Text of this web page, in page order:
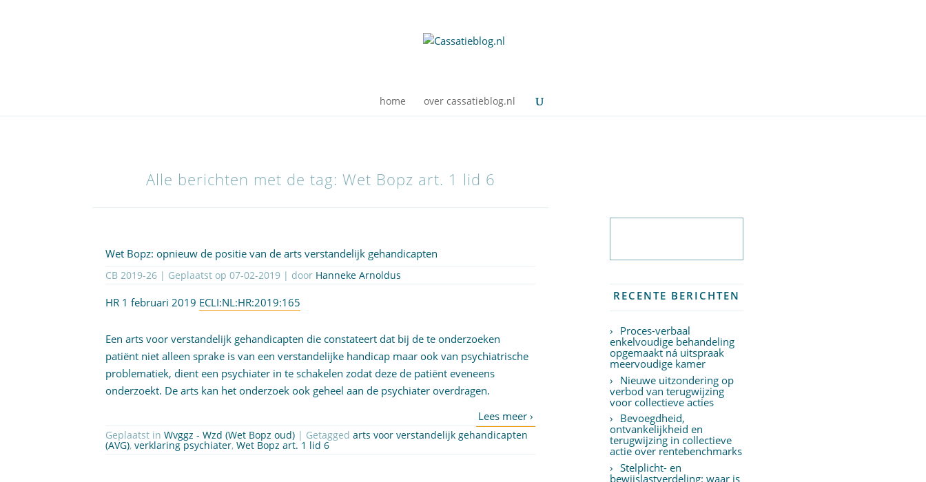
home over cassatieblog.nl
Alle berichten met de tag: Wet Bopz art. 1 lid 6
Wet Bopz: opnieuw de positie van de arts verstandelijk gehandicapten
CB 2019-26 | Geplaatst op07-02-2019 | door Hanneke Arnoldus
HR 1 februari 2019 ECLI:NL:HR:2019:165
Een arts voor verstandelijk gehandicapten die constateert dat bij de te onderzoeken
patiënt niet alleen sprake is van een verstandelijke handicap maar ook van psychiatrische
problematiek, dient een psychiater in te schakelen zodat deze de patiënt eveneens
onderzoekt. De arts kan het onderzoek ook geheel aan de psychiater overdragen.
Geplaatst inWvggz - Wzd (Wet Bopz oud) | Getaggedarts voor verstandelijk gehandicapten
(AVG),verklaring psychiater,Wet Bopz art. 1 lid 6
RECENTE BERICHTEN
Proces-verbaal
enkelvoudige behandeling
opgemaakt ná uitspraak
meervoudige kamer
Nieuwe uitzondering op
verbod van terugwijzing
voor collectieve acties
Bevoegdheid,
ontvankelijkheid en
terugwijzing in collectieve
actie over rentebenchmarks
Stelplicht- en
bewijslastverdeling: waar is